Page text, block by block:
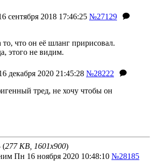
сентября 2018 17:46:25 №27129
что он её шланг пририсовал.
этого не видим.
декабря 2020 21:45:28 №28222
тред, не хочу чтобы он
(277 KB, 1601x900)
Пн 16 ноября 2020 10:48:10 №28185